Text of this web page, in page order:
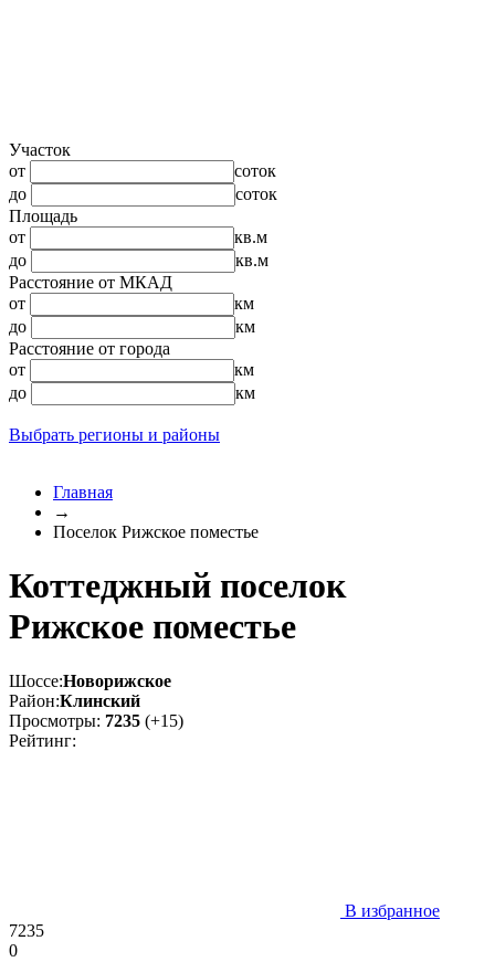
Участок
от
соток
до
соток
Площадь
от
кв.м
до
кв.м
Расстояние от МКАД
от
км
до
км
Расстояние от города
от
км
до
км
Выбрать регионы и районы
Главная
→
Поселок Рижское поместье
Коттеджный поселок
Рижское поместье
Шоссе:Новорижское
Район:Клинский
Просмотры: 7235 (+15)
Рейтинг:
В избранное
7235
0